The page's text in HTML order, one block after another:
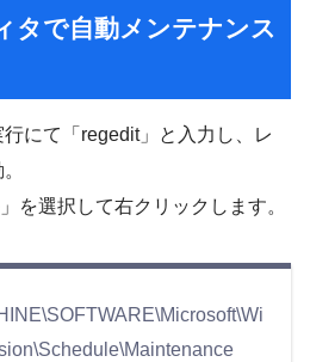
タで自動メンテナンス
にて「regedit」と入力し、レ
を選択して右クリックします。